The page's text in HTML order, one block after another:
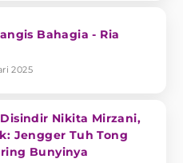
Bahagia - Ria
2025
Nikita Mirzani,
Jengger Tuh Tong
Bunyinya